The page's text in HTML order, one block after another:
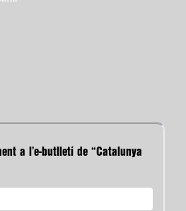
a l’e-butlletí de “Catalunya